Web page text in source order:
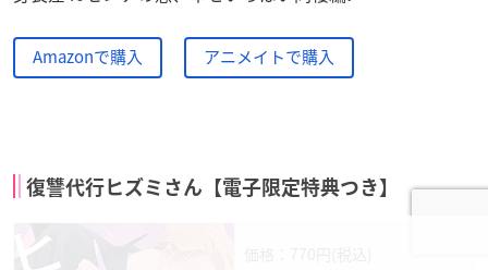
Amazonで購入 アニメイトで購入
復讐代行ヒズミさん【電子限定特典つき】